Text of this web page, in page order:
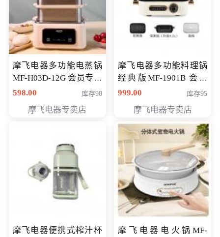
摩飞电器多功能电蒸锅
MF-H03D-12G 会员专享
价398元
598.00 库存98
摩飞电器专卖店
摩飞电器多功能料理锅
经典版MF-1901B 会员
专享价399元
999.00 库存95
摩飞电器专卖店
摩飞电器便携式榨汁杯
摩飞电器电火锅MF-